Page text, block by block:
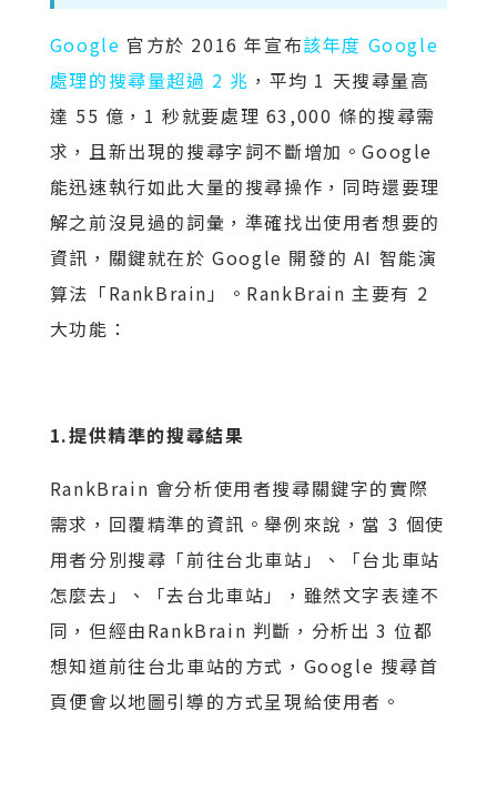
Google 官方於 2016 年宣布該年度 Google
處理的搜尋量超過 2 兆 ，平均 1 天搜尋量高
達 55 億，1 秒就要處理 63,000 條的搜尋需
求，且新出現的搜尋字詞不斷增加。Google
能迅速執行如此大量的搜尋操作，同時還要理
解之前沒見過的詞彙，準確找出使用者想要的
資訊，關鍵就在於 Google 開發的 AI 智能演
算法「RankBrain」。RankBrain 主要有 2
大功能：
1.提供精準的搜尋結果
RankBrain 會分析使用者搜尋關鍵字的實際
需求，回覆精準的資訊。舉例來說，當 3 個使
用者分別搜尋「前往台北車站」、「台北車站
怎麼去」、「去台北車站」，雖然文字表達不
同，但經由RankBrain 判斷，分析出 3 位都
想知道前往台北車站的方式，Google 搜尋首
頁便會以地圖引導的方式呈現給使用者。